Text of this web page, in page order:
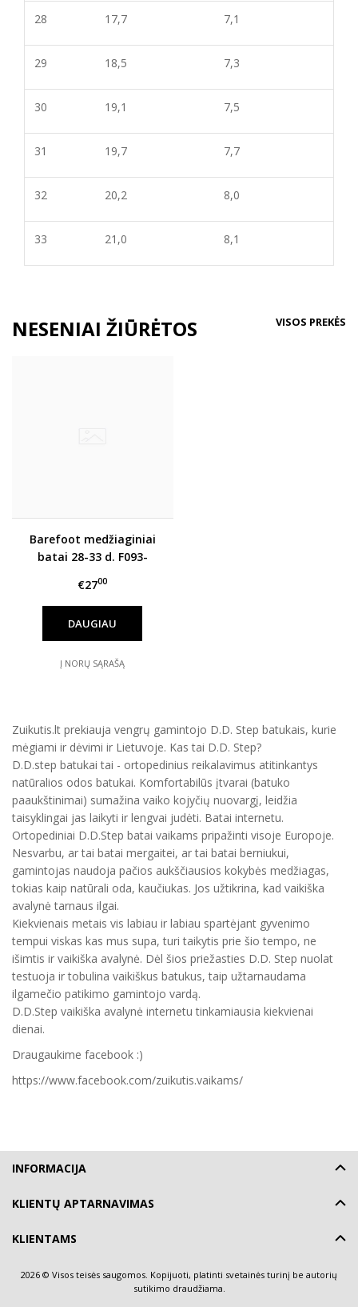
28 17,7 7,1
29 18,5 7,3
30 19,1 7,5
31 19,7 7,7
32 20,2 8,0
33 21,0 8,1
NESENIAI ŽIŪRĖTOS VISOS PREKĖS
Barefoot medžiaginiai
batai 28-33 d. F093-
€2700
DAUGIAU
Į NORŲ SĄRAŠĄ
Zuikutis.lt prekiauja vengrų gamintojo D.D. Step batukais, kurie
mėgiami ir dėvimi ir Lietuvoje. Kas tai D.D. Step?
D.D.step batukai tai - ortopedinius reikalavimus atitinkantys
natūralios odos batukai. Komfortabilūs įtvarai (batuko
paaukštinimai) sumažina vaiko kojyčių nuovargį, leidžia
taisyklingai jas laikyti ir lengvai judėti. Batai internetu.
Ortopediniai D.D.Step batai vaikams pripažinti visoje Europoje.
Nesvarbu, ar tai batai mergaitei, ar tai batai berniukui,
gamintojas naudoja pačios aukščiausios kokybės medžiagas,
tokias kaip natūrali oda, kaučiukas. Jos užtikrina, kad vaikiška
avalynė tarnaus ilgai.
Kiekvienais metais vis labiau ir labiau spartėjant gyvenimo
tempui viskas kas mus supa, turi taikytis prie šio tempo, ne
išimtis ir vaikiška avalynė. Dėl šios priežasties D.D. Step nuolat
testuoja ir tobulina vaikiškus batukus, taip užtarnaudama
ilgamečio patikimo gamintojo vardą.
D.D.Step vaikiška avalynė internetu tinkamiausia kiekvienai
dienai.
Draugaukime facebook :)
https://www.facebook.com/zuikutis.vaikams/
INFORMACIJA
KLIENTŲ APTARNAVIMAS
KLIENTAMS
2026 © Visos teisės saugomos. Kopijuoti, platinti svetainės turinį be autorių
sutikimo draudžiama.